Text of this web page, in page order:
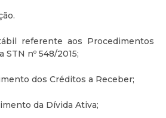
referente aos Procedimentos
nº 548/2015;
dos Créditos a Receber;
da Dívida Ativa;